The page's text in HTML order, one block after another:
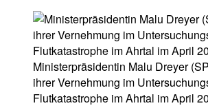
Ministerpräsidentin Malu Dreyer
ihrer Vernehmung im
Flutkatastrophe im Ahrtal im April